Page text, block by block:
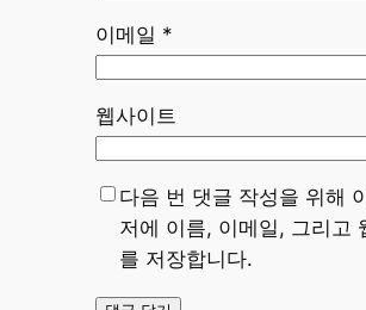
이메일 *
웹사이트
다음 번 댓글 작성을 위해
저에 이름, 이메일, 그리고
를 저장합니다.